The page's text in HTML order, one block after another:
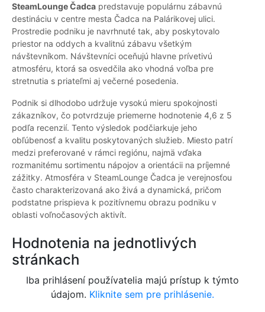
SteamLounge Čadca predstavuje populárnu zábavnú
destináciu v centre mesta Čadca na Palárikovej ulici.
Prostredie podniku je navrhnuté tak, aby poskytovalo
priestor na oddych a kvalitnú zábavu všetkým
návštevníkom. Návštevníci oceňujú hlavne prívetivú
atmosféru, ktorá sa osvedčila ako vhodná voľba pre
stretnutia s priateľmi aj večerné posedenia.
Podnik si dlhodobo udržuje vysokú mieru spokojnosti
zákazníkov, čo potvrdzuje priemerne hodnotenie 4,6 z 5
podľa recenzií. Tento výsledok podčiarkuje jeho
obľúbenosť a kvalitu poskytovaných služieb. Miesto patrí
medzi preferované v rámci regiónu, najmä vďaka
rozmanitému sortimentu nápojov a orientácii na príjemné
zážitky. Atmosféra v SteamLounge Čadca je verejnosťou
často charakterizovaná ako živá a dynamická, pričom
podstatne prispieva k pozitívnemu obrazu podniku v
oblasti voľnočasových aktivít.
Hodnotenia na jednotlivých
stránkach
Iba prihlásení používatelia majú prístup k týmto
údajom. Kliknite sem pre prihlásenie.